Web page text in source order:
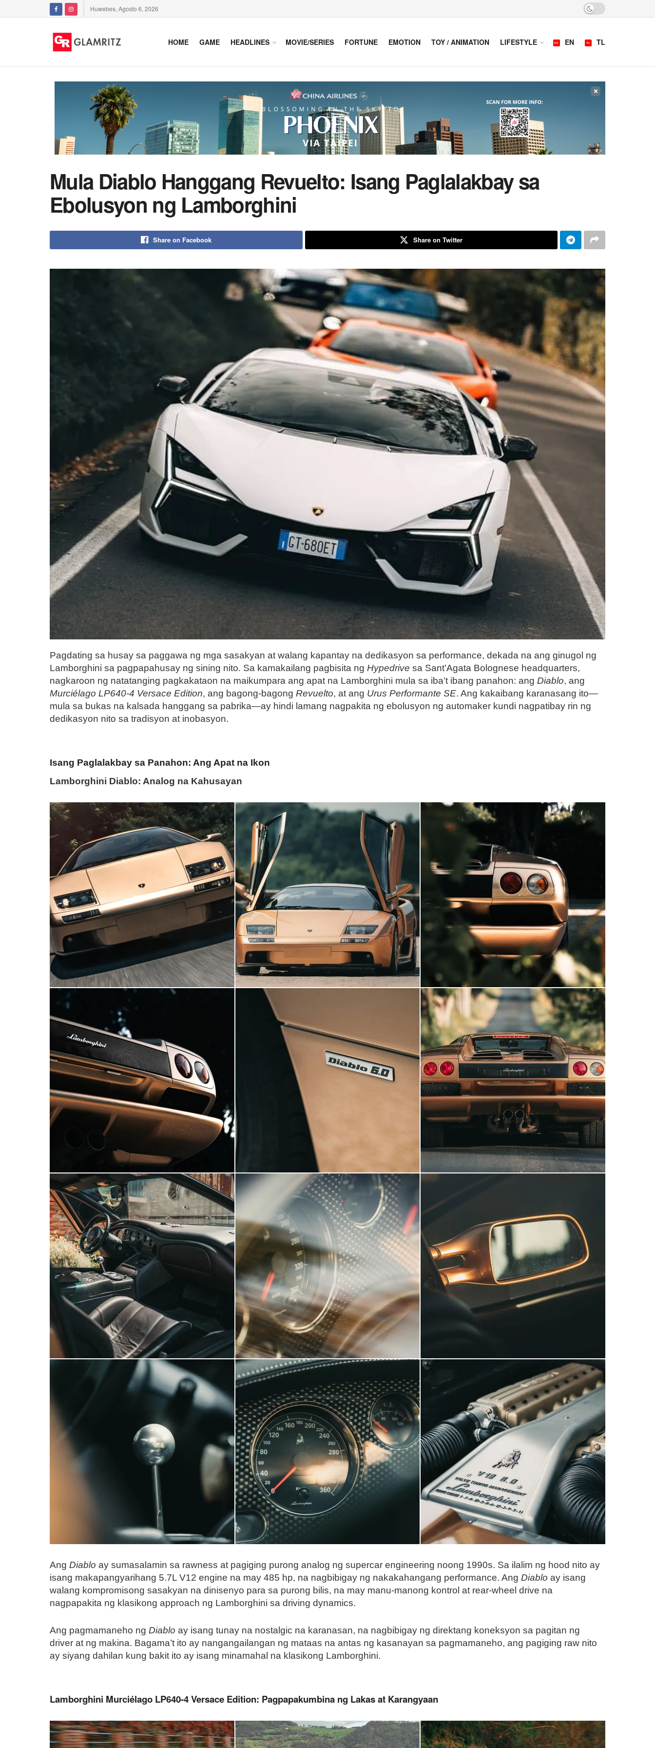
Huwebes, Agosto 6, 2026
HOME GAME HEADLINES MOVIE/SERIES FORTUNE EMOTION TOY / ANIMATION LIFESTYLE EN TL
×
Mula Diablo Hanggang Revuelto: Isang Paglalakbay sa
Ebolusyon ng Lamborghini
Share on Facebook Share on Twitter
Pagdating sa husay sa paggawa ng mga sasakyan at walang kapantay na dedikasyon sa performance, dekada na ang ginugol ng
Lamborghini sa pagpapahusay ng sining nito. Sa kamakailang pagbisita ng Hypedrive sa Sant’Agata Bolognese headquarters,
nagkaroon ng natatanging pagkakataon na maikumpara ang apat na Lamborghini mula sa iba’t ibang panahon: ang Diablo, ang
Murciélago LP640-4 Versace Edition, ang bagong-bagong Revuelto, at ang Urus Performante SE. Ang kakaibang karanasang ito—
mula sa bukas na kalsada hanggang sa pabrika—ay hindi lamang nagpakita ng ebolusyon ng automaker kundi nagpatibay rin ng
dedikasyon nito sa tradisyon at inobasyon.
Isang Paglalakbay sa Panahon: Ang Apat na Ikon
Lamborghini Diablo: Analog na Kahusayan
Ang Diablo ay sumasalamin sa rawness at pagiging purong analog ng supercar engineering noong 1990s. Sa ilalim ng hood nito ay
isang makapangyarihang 5.7L V12 engine na may 485 hp, na nagbibigay ng nakakahangang performance. Ang Diablo ay isang
walang kompromisong sasakyan na dinisenyo para sa purong bilis, na may manu-manong kontrol at rear-wheel drive na
nagpapakita ng klasikong approach ng Lamborghini sa driving dynamics.
Ang pagmamaneho ng Diablo ay isang tunay na nostalgic na karanasan, na nagbibigay ng direktang koneksyon sa pagitan ng
driver at ng makina. Bagama’t ito ay nangangailangan ng mataas na antas ng kasanayan sa pagmamaneho, ang pagiging raw nito
ay siyang dahilan kung bakit ito ay isang minamahal na klasikong Lamborghini.
Lamborghini Murciélago LP640-4 Versace Edition: Pagpapakumbina ng Lakas at Karangyaan